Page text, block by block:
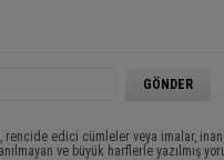
rencide edici cümleler veya imalar,
ve büyük harflerle yazılmış